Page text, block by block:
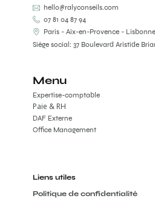
hello@ralyconseils.com
07 81 04 87 94
Paris - Aix-en-Provence - Lisbonne
Siège social: 37 Boulevard Aristide
Menu
Expertise-comptable
DAF Externe
Office Management
Paie & RH
Liens utiles
Politique de confidentialité